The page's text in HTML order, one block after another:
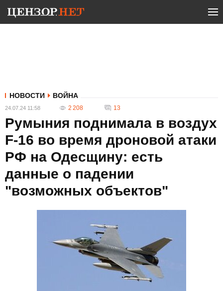
НОВОСТИ ВОЙНА
24.07.24 11:58 2 208 13
Румыния поднимала в воздух
F-16 во время дроновой атаки
РФ на Одесщину: есть
данные о падении
"возможных объектов"